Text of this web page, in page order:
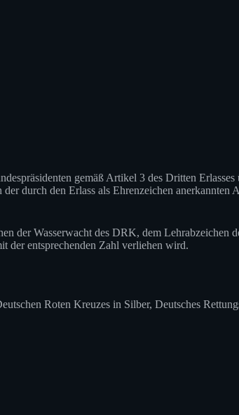
gemäß Artikel 3 des Dritten
durch den Erlass als Ehrenzeichen anerkannten
der Wasserwacht des DRK, dem Lehrabzeichen
der entsprechenden Zahl verliehen wird.
Roten Kreuzes in Silber, Deutsches